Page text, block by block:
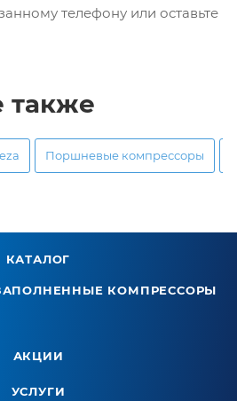
телефону или оставьте
также
Поршневые компрессоры
КАТАЛОГ
КОМПРЕССОРЫ
АКЦИИ
УСЛУГИ